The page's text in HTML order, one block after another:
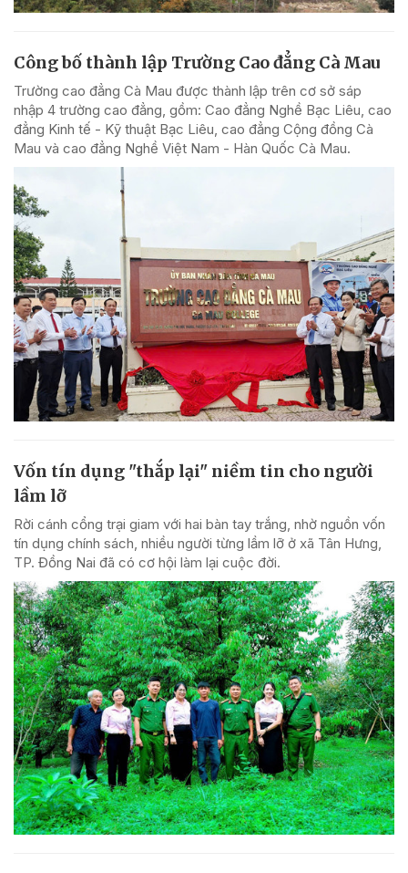
Công bố thành lập Trường Cao đẳng Cà Mau
Trường cao đẳng Cà Mau được thành lập trên cơ sở sáp
nhập 4 trường cao đẳng, gồm: Cao đẳng Nghề Bạc Liêu, cao
đẳng Kinh tế - Kỹ thuật Bạc Liêu, cao đẳng Cộng đồng Cà
Mau và cao đẳng Nghề Việt Nam - Hàn Quốc Cà Mau.
Vốn tín dụng "thắp lại" niềm tin cho người
lầm lỡ
Rời cánh cổng trại giam với hai bàn tay trắng, nhờ nguồn vốn
tín dụng chính sách, nhiều người từng lầm lỡ ở xã Tân Hưng,
TP. Đồng Nai đã có cơ hội làm lại cuộc đời.